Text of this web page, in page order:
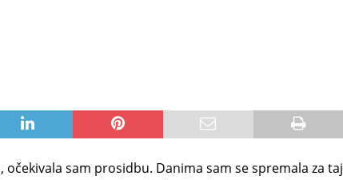
sam prosidbu. Danima sam se spremala za taj